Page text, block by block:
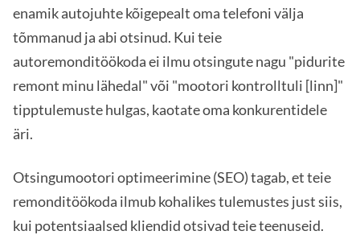
enamik autojuhte kõigepealt oma telefoni välja
tõmmanud ja abi otsinud. Kui teie
autoremonditöökoda ei ilmu otsingute nagu "pidurite
remont minu lähedal" või "mootori kontrolltuli [linn]"
tipptulemuste hulgas, kaotate oma konkurentidele
äri.
Otsingumootori optimeerimine (SEO) tagab, et teie
remonditöökoda ilmub kohalikes tulemustes just siis,
kui potentsiaalsed kliendid otsivad teie teenuseid.